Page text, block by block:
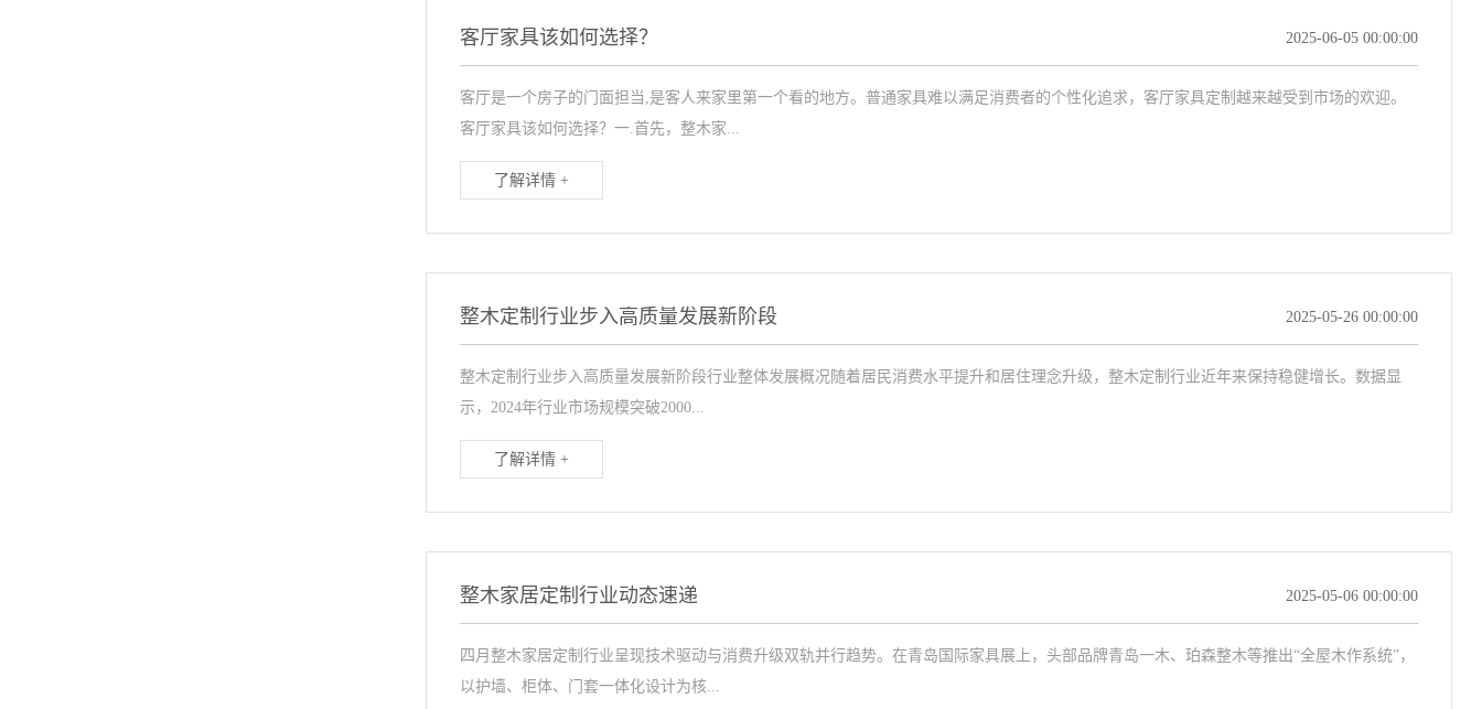
客厅家具该如何选择？ 2025-06-05 00:00:00
客厅是一个房子的门面担当,是客人来家里第一个看的地方。普通家具难以满足消费者的个性化追求，客厅家具定制越来越受到市场的欢迎。
客厅家具该如何选择？一.首先，整木家...
了解详情 +
整木定制行业步入高质量发展新阶段 2025-05-26 00:00:00
整木定制行业步入高质量发展新阶段行业整体发展概况随着居民消费水平提升和居住理念升级，整木定制行业近年来保持稳健增长。数据显
示，2024年行业市场规模突破2000...
了解详情 +
整木家居定制行业动态速递 2025-05-06 00:00:00
四月整木家居定制行业呈现技术驱动与消费升级双轨并行趋势。在青岛国际家具展上，头部品牌青岛一木、珀森整木等推出“全屋木作系统”，
以护墙、柜体、门套一体化设计为核...